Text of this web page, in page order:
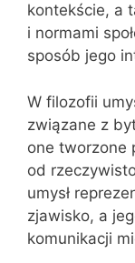
kontekście, a
i normami
sposób jego
W filozofii
związane z
one tworzone
od
umysł
zjawisko, a
komunikacji